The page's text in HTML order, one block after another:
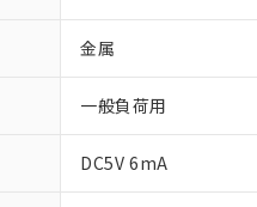
金属
一般負荷用
DC5V 6mA